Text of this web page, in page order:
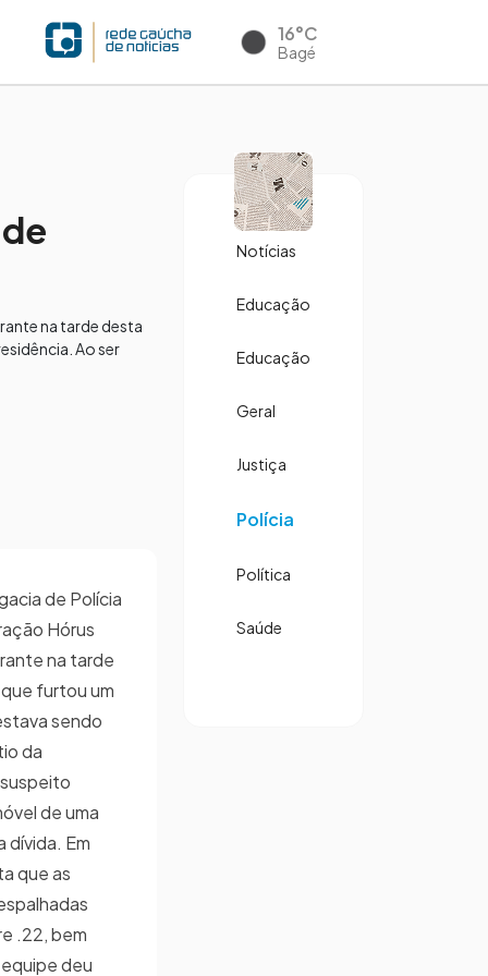
16°C
Bagé
na tarde desta
Ao ser
de Polícia
Hórus
na tarde
furtou um
sendo
da
de uma
dívida. Em
que as
.22, bem
deu
Notícias
Educação
Educação
Geral
Justiça
Polícia
Política
Saúde